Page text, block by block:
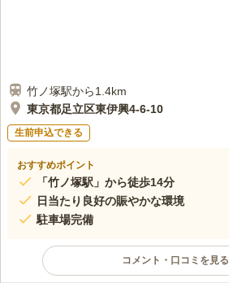
竹ノ塚駅から1.4km
東京都足立区東伊興4-6-10
生前申込できる
おすすめポイント
「竹ノ塚駅」から徒歩14分
日当たり良好の賑やかな環境
駐車場完備
コメント・口コミを見る